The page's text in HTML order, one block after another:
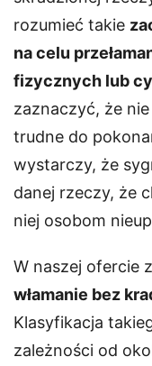
rozumieć takie
na celu
fizycznych lub
zaznaczyć, że
trudne do
wystarczy, że
danej rzeczy, że
niej osobom
W naszej ofercie
włamanie bez
Klasyfikacja
zależności od